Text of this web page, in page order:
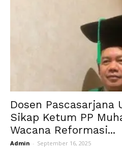
Dosen Pascasarjana
Sikap Ketum PP
Wacana Reformasi...
Admin - September 16, 2025